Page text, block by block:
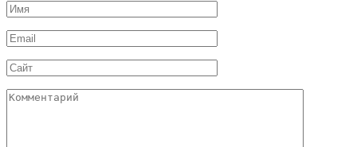
Имя
*
Email
*
Сайт
Комментарий